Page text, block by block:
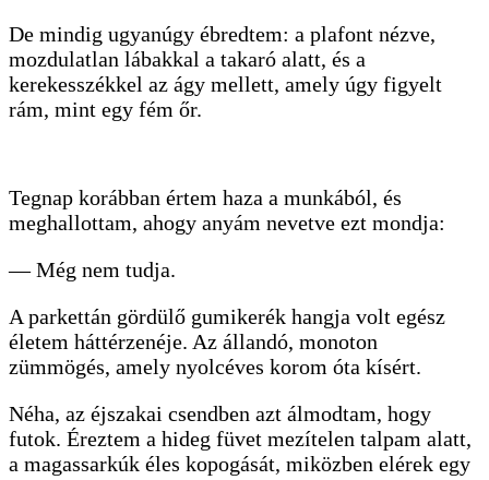
De mindig ugyanúgy ébredtem: a plafont nézve,
mozdulatlan lábakkal a takaró alatt, és a
kerekesszékkel az ágy mellett, amely úgy figyelt
rám, mint egy fém őr.
Tegnap korábban értem haza a munkából, és
meghallottam, ahogy anyám nevetve ezt mondja:
— Még nem tudja.
A parkettán gördülő gumikerék hangja volt egész
életem háttérzenéje. Az állandó, monoton
zümmögés, amely nyolcéves korom óta kísért.
Néha, az éjszakai csendben azt álmodtam, hogy
futok. Éreztem a hideg füvet mezítelen talpam alatt,
a magassarkúk éles kopogását, miközben elérek egy